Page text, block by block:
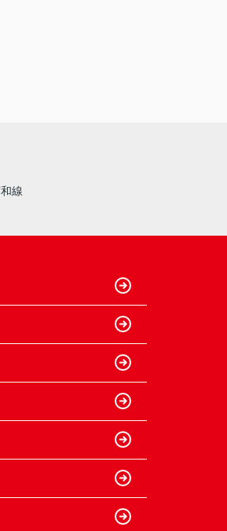
線